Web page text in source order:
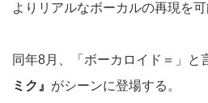
よりリアルなボーカルの再現を可
同年8月、「ボーカロイド＝」と
ミク』 がシーンに登場する。